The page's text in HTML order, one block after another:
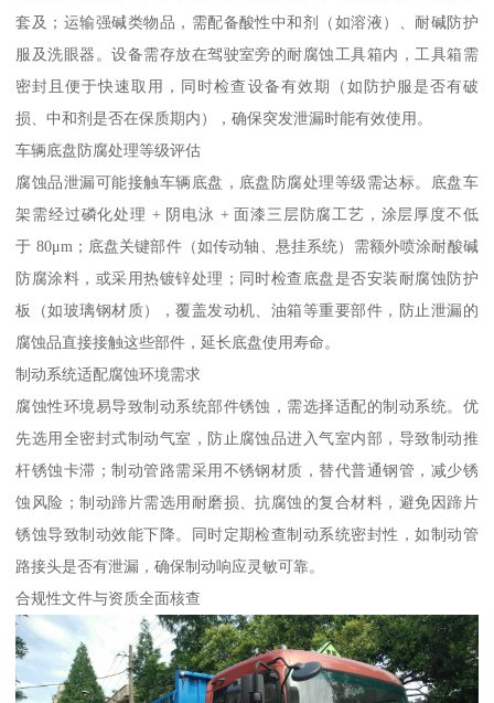
套及；运输强碱类物品，需配备酸性中和剂（如溶液）、耐碱防护
服及洗眼器。设备需存放在驾驶室旁的耐腐蚀工具箱内，工具箱需
密封且便于快速取用，同时检查设备有效期（如防护服是否有破
损、中和剂是否在保质期内），确保突发泄漏时能有效使用。​
车辆底盘防腐处理等级评估​
腐蚀品泄漏可能接触车辆底盘，底盘防腐处理等级需达标。底盘车
架需经过磷化处理 + 阴电泳 + 面漆三层防腐工艺，涂层厚度不低
于 80μm；底盘关键部件（如传动轴、悬挂系统）需额外喷涂耐酸碱
防腐涂料，或采用热镀锌处理；同时检查底盘是否安装耐腐蚀防护
板（如玻璃钢材质），覆盖发动机、油箱等重要部件，防止泄漏的
腐蚀品直接接触这些部件，延长底盘使用寿命。​
制动系统适配腐蚀环境需求​
腐蚀性环境易导致制动系统部件锈蚀，需选择适配的制动系统。优
先选用全密封式制动气室，防止腐蚀品进入气室内部，导致制动推
杆锈蚀卡滞；制动管路需采用不锈钢材质，替代普通钢管，减少锈
蚀风险；制动蹄片需选用耐磨损、抗腐蚀的复合材料，避免因蹄片
锈蚀导致制动效能下降。同时定期检查制动系统密封性，如制动管
路接头是否有泄漏，确保制动响应灵敏可靠。​
合规性文件与资质全面核查​